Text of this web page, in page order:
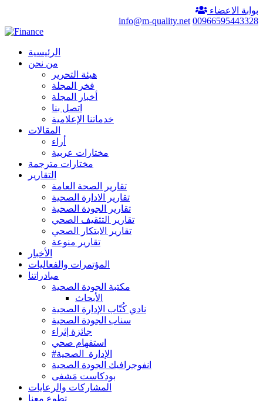
بوابة الاعضاء
00966595443328
info@m-quality.net
الرئيسية
من نحن
هيئة التحرير
فخر المجلة
أخبار المجلة
اتصل بنا
خدماتنا الإعلامية
المقالات
أراء
مختارات عربية
مختارات مترجمة
التقارير
تقارير الصحة العامة
تقارير الادارة الصحية
تقارير الجودة الصحية
تقارير التثقيف الصحي
تقارير الابتكار الصحي
تقارير منوعة
الأخبار
المؤتمرات والفعاليات
مبادراتنا
مكتبة الجودة الصحية
الأبحاث
نادي كُتّاب الإدارة الصحية
سناب الجودة الصحية
جائزة إثراء
استفهام صحي
#الإدارة_الصحية
انفوجرافيك الجودة الصحية
بودكاست مَشفى
المشاركات والرعايات
تطوع معنا